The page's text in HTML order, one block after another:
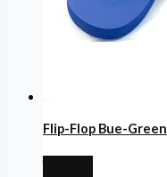
Flip-Flop Bue-Green